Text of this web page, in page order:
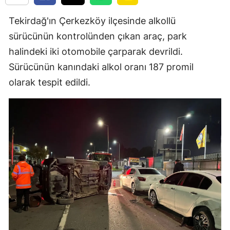
Tekirdağ'ın Çerkezköy ilçesinde alkollü
sürücünün kontrolünden çıkan araç, park
halindeki iki otomobile çarparak devrildi.
Sürücünün kanındaki alkol oranı 187 promil
olarak tespit edildi.